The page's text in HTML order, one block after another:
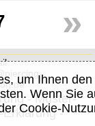
»
-Muster-
-
um Ihnen den
Wenn Sie
Cookie-